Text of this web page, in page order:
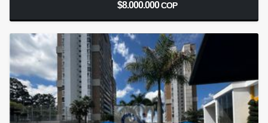
$8.000.000COP